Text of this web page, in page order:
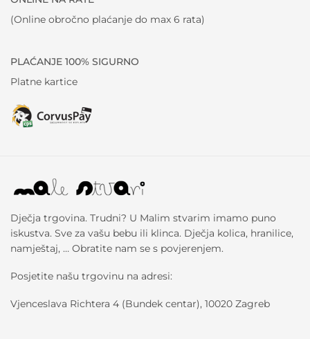
(Online obročno plaćanje do max 6 rata)
PLAĆANJE 100% SIGURNO
Platne kartice
Dječja trgovina. Trudni? U Malim stvarim imamo puno
iskustva. Sve za vašu bebu ili klinca. Dječja kolica, hranilice,
namještaj, … Obratite nam se s povjerenjem.
Posjetite našu trgovinu na adresi:
Vjenceslava Richtera 4 (Bundek centar), 10020 Zagreb